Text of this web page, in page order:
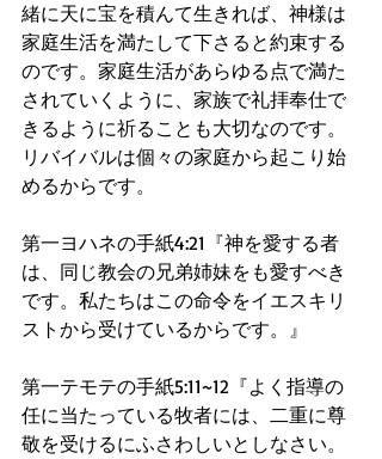
緒に天に宝を積んて生きれば、神様は
家庭生活を満たして下さると約束する
のです。家庭生活があらゆる点で満た
されていくように、家族で礼拝奉仕で
きるように祈ることも大切なのです。
リバイバルは個々の家庭から起こり始
めるからです。
第一ヨハネの手紙4:21『神を愛する者
は、同じ教会の兄弟姉妹をも愛すべき
です。私たちはこの命令をイエスキリ
ストから受けているからです。』
第一テモテの手紙5:11~12『よく指導の
任に当たっている牧者には、二重に尊
敬を受けるにふさわしいとしなさい。